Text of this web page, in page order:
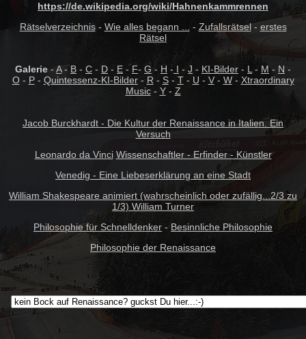
https://de.wikipedia.org/wiki/Hahnenkammrennen
Rätselverzeichnis- Wie alles begann ... - Zufallsrätsel- erstes
Rätsel
Galerie - A- B - C - D - E - F- G - H - I - J - KI-Bilder - L - M - N -
O- P- Quintessenz-KI-Bilder- R - S- T- U - V- W- Xtraordinary
Music- Y- Z
Jacob Burckhardt - Die Kultur der Renaissance in Italien. Ein
Versuch
Leonardo da Vinci Wissenschaftler - Erfinder - Künstler
Venedig - Eine Liebeserklärung an eine Stadt
William Shakespeare animiert (wahrscheinlich oder zufällig...2/3 zu
1/3) William Turner
Philosophie für Schnelldenker - Besinnliche Philosophie
Philosophie der Renaissance